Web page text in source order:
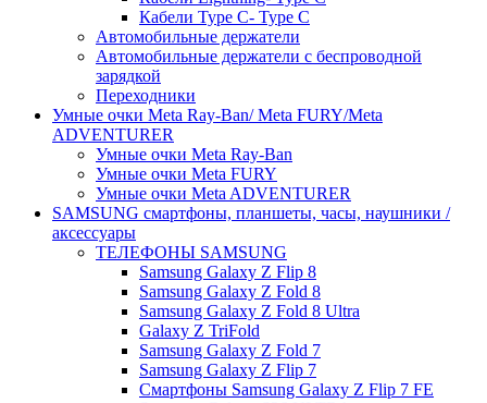
Кабели Type C- Type C
Автомобильные держатели
Автомобильные держатели с беспроводной
зарядкой
Переходники
Умные очки Meta Ray-Ban/ Meta FURY/Meta
ADVENTURER
Умные очки Meta Ray-Ban
Умные очки Meta FURY
Умные очки Meta ADVENTURER
SAMSUNG cмартфоны, планшеты, часы, наушники /
аксессуары
ТЕЛЕФОНЫ SAMSUNG
Samsung Galaxy Z Flip 8
Samsung Galaxy Z Fold 8
Samsung Galaxy Z Fold 8 Ultra
Galaxy Z TriFold
Samsung Galaxy Z Fold 7
Samsung Galaxy Z Flip 7
Смартфоны Samsung Galaxy Z Flip 7 FE